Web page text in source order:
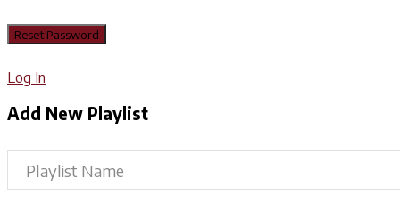
Log In
Add New Playlist